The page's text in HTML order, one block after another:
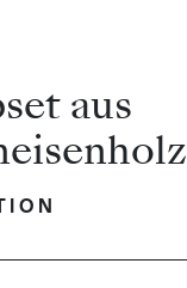
aus